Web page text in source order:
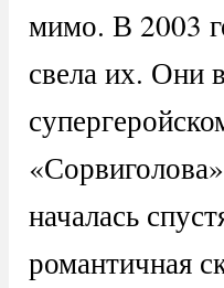
мимо. В 2003
свела их. Они
началась
романтичная